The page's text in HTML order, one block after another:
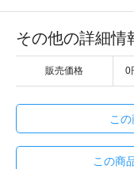
その他の詳細情
販売価格 0
こ
この商